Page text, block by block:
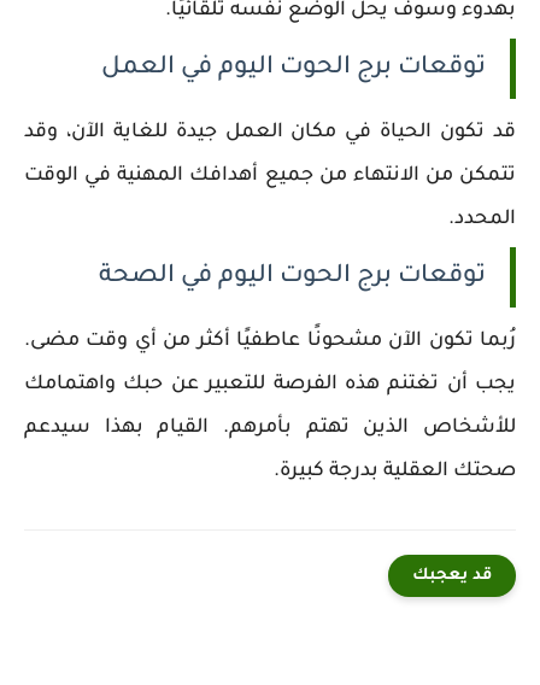
بهدوء وسوف يحل الوضع نفسه تلقائيًا.
توقعات برج الحوت اليوم في العمل
قد تكون الحياة في مكان العمل جيدة للغاية الآن، وقد
تتمكن من الانتهاء من جميع أهدافك المهنية في الوقت
المحدد.
توقعات برج الحوت اليوم في الصحة
رُبما تكون الآن مشحونًا عاطفيًا أكثر من أي وقت مضى.
يجب أن تغتنم هذه الفرصة للتعبير عن حبك واهتمامك
للأشخاص الذين تهتم بأمرهم. القيام بهذا سيدعم
صحتك العقلية بدرجة كبيرة.
قد يعجبك